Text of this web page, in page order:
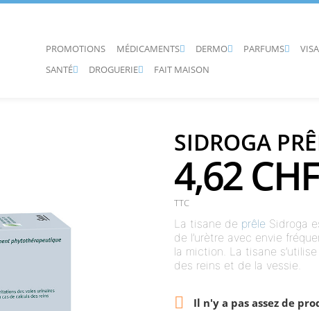
PROMOTIONS 
MÉDICAMENTS 
DERMO 
PARFUMS

SANTÉ 
DROGUERIE FAIT MAISON
SIDROGA
4,62 CHF
TTC
La tisane de prêle Sidroga
de l’urètre avec envie
la miction. La tisane
des reins et de la vessie.
 Il n'y a pas assez de